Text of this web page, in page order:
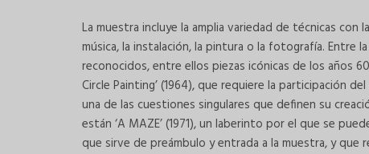
La muestra incluye la amplia variedad de técnicas
música, la instalación, la pintura o la fotografía. Entre
reconocidos, entre ellos piezas icónicas de los años 60
Circle Painting’ (1964), que requiere la participación
una de las cuestiones singulares que definen su
están ‘A MAZE’ (1971), un laberinto por el que se
que sirve de preámbulo y entrada a la muestra, y que